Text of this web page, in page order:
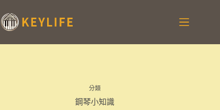
分類
鋼琴小知識